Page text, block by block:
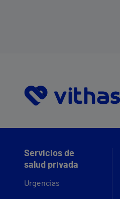
Servicios de
salud privada
Urgencias